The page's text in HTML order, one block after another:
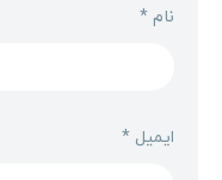
نام*
ایمیل *